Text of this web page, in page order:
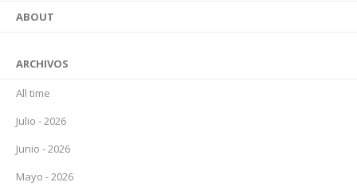
ABOUT
ARCHIVOS
All time
Julio - 2026
Junio - 2026
Mayo - 2026